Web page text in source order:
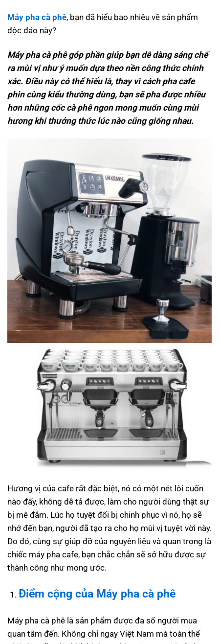
Máy pha cà phê, bạn đã hiểu bao nhiêu về sản phẩm
độc đáo này?
Máy pha cà phê góp phần giúp bạn dễ dàng sáng chế
ra mùi vị như ý muốn dựa theo nền công thức chính
xác. Điều này có thể hiểu là, thay vì cách pha cafe
phin cùng kiểu thường dùng, bạn sẽ pha được nhiều
hơn những cốc cà phê ngon mong muốn cùng mùi
hương khi thưởng thức lúc nào cũng giống nhau.
Hương vị của cafe rất đặc biệt, nó có một nét lôi cuốn
nào đấy, không dễ tả được, làm cho người dùng thật sự
bị mê đắm. Lúc họ tuyệt đối bị chinh phục vì nó, họ sẽ
nhớ đến bạn, người đã tạo ra cho họ mùi vị tuyệt vời này.
Do đó, cùng sự giúp đỡ của nguyên liệu và quan trọng là
chiếc máy pha cafe, bạn chắc chắn sẽ sở hữu được sự
thành công như mong ước.
Điểm cộng của Máy pha cà phê
Máy pha cà phê là sản phẩm được đa số người mua
quan tâm đến. Không chỉ ngay Việt Nam mà toàn thế